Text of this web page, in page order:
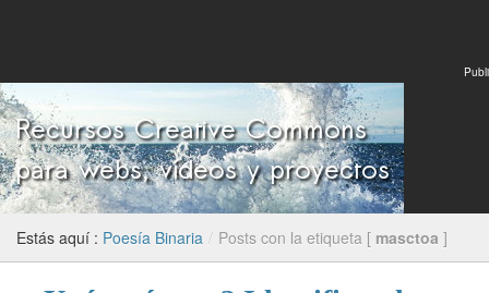
Publi
Estás aquí : Poesía Binaria / Posts con la etiqueta [ masctoa ]